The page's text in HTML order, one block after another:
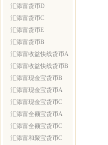
汇添富货币D
汇添富货币C
汇添富货币E
汇添富货币B
汇添富收益快线货币A
汇添富收益快线货币B
汇添富现金宝货币B
汇添富现金宝货币A
汇添富现金宝货币C
汇添富全额宝货币A
汇添富全额宝货币C
汇添富和聚宝货币C